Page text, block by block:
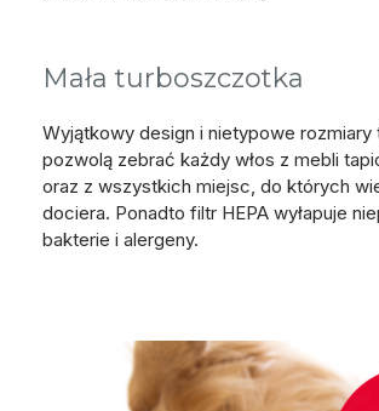
Mała turboszczotka
Wyjątkowy design i nietypowe rozmiary
pozwolą zebrać każdy włos z mebli
oraz z wszystkich miejsc, do których
dociera. Ponadto filtr HEPA wyłapuje
bakterie i alergeny.